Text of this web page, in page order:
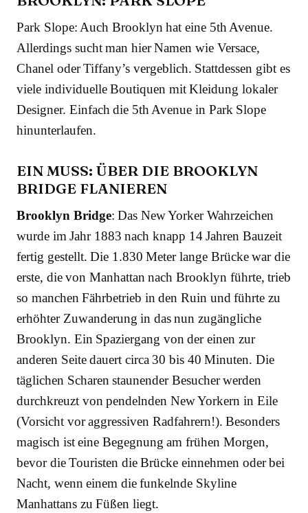
Park Slope: Auch Brooklyn hat eine 5th Avenue.
Allerdings sucht man hier Namen wie Versace,
Chanel oder Tiffany’s vergeblich. Stattdessen gibt es
viele individuelle Boutiquen mit Kleidung lokaler
Designer. Einfach die 5th Avenue in Park Slope
hinunterlaufen.
EIN MUSS: ÜBER DIE BROOKLYN
BRIDGE FLANIEREN
Brooklyn Bridge: Das New Yorker Wahrzeichen
wurde im Jahr 1883 nach knapp 14 Jahren Bauzeit
fertig gestellt. Die 1.830 Meter lange Brücke war die
erste, die von Manhattan nach Brooklyn führte, trieb
so manchen Fährbetrieb in den Ruin und führte zu
erhöhter Zuwanderung in das nun zugängliche
Brooklyn. Ein Spaziergang von der einen zur
anderen Seite dauert circa 30 bis 40 Minuten. Die
täglichen Scharen staunender Besucher werden
durchkreuzt von pendelnden New Yorkern in Eile
(Vorsicht vor aggressiven Radfahrern!). Besonders
magisch ist eine Begegnung am frühen Morgen,
bevor die Touristen die Brücke einnehmen oder bei
Nacht, wenn einem die funkelnde Skyline
Manhattans zu Füßen liegt.